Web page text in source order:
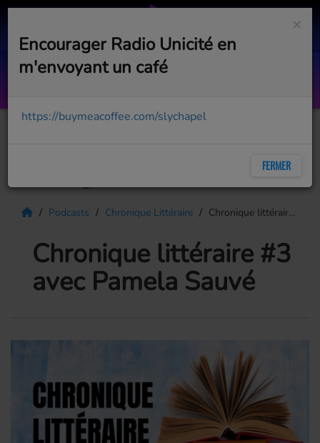
Physical
Podcasts Chronique Littéraire Chronique littéraire #3 avec Pamela Sauvé
Chronique littéraire #3
avec Pamela Sauvé
×
Encourager Radio Unicité en
m'envoyant un café
https://buymeacoffee.com/slychapel
FERMER